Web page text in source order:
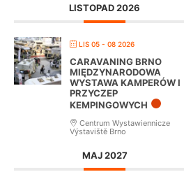
LISTOPAD 2026
LIS 05 - 08 2026
CARAVANING BRNO
MIĘDZYNARODOWA
WYSTAWA KAMPERÓW I
PRZYCZEP
KEMPINGOWYCH
Centrum Wystawiennicze
Výstaviště Brno
MAJ 2027